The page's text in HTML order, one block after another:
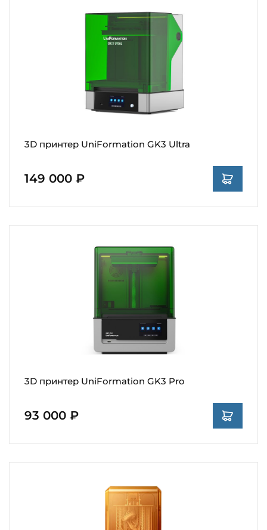
3D принтер UniFormation GK3 Ultra
149 000 ₽
3D принтер UniFormation GK3 Pro
93 000 ₽